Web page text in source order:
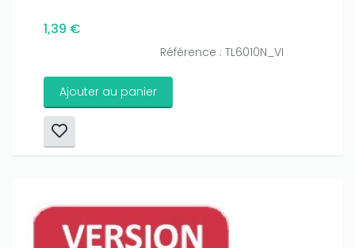
1,39 €
Référence : TL6010N_VI
Ajouter au panier